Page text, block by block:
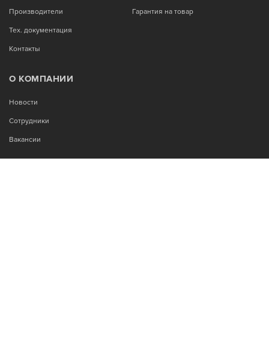
Производители
Тех. документация
Контакты
Гарантия на товар
О КОМПАНИИ
Новости
Сотрудники
Вакансии